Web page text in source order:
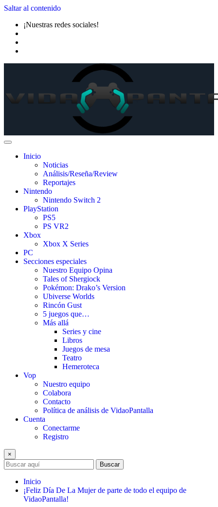
Saltar al contenido
¡Nuestras redes sociales!
Inicio
Noticias
Análisis/Reseña/Review
Reportajes
Nintendo
Nintendo Switch 2
PlayStation
PS5
PS VR2
Xbox
Xbox X Series
PC
Secciones especiales
Nuestro Equipo Opina
Tales of Shergiock
Pokémon: Drako’s Version
Ubiverse Worlds
Rincón Gust
5 juegos que…
Más allá
Series y cine
Libros
Juegos de mesa
Teatro
Hemeroteca
Vop
Nuestro equipo
Colabora
Contacto
Política de análisis de VidaoPantalla
Cuenta
Conectarme
Registro
×
Buscar
Inicio
¡Feliz Día De La Mujer de parte de todo el equipo de
VidaoPantalla!